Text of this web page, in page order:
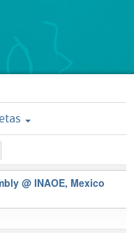
@ INAOE, Mexico